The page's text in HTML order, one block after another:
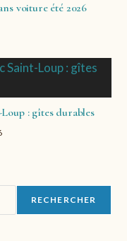
voiture été 2026
: gîtes durables
RECHERCHER